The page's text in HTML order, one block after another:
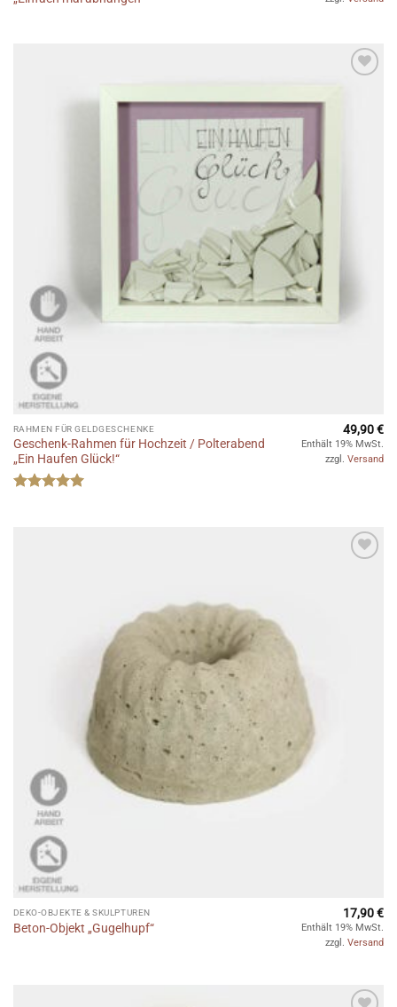
Wunschliste
RAHMEN FÜR GELDGESCHENKE
Geschenk-Rahmen für Hochzeit / Polterabend
„Ein Haufen Glück!“
49,90€
Enthält 19% MwSt.
zzgl.Versand
DEKO-OBJEKTE & SKULPTUREN
Beton-Objekt „Gugelhupf“
17,90€
Enthält 19% MwSt.
zzgl.Versand